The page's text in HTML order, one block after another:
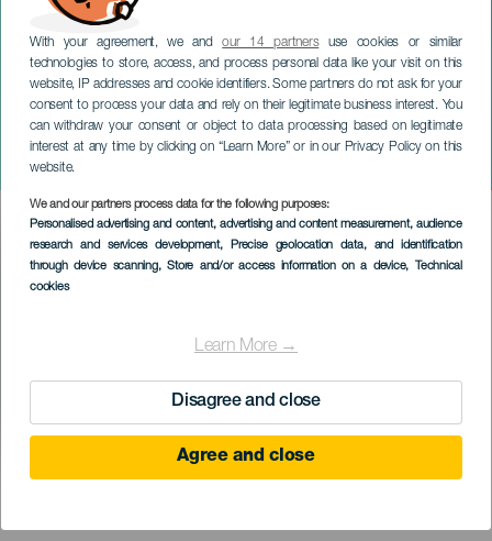
With your agreement, we andour 14 partnersuse cookies or similar
technologies to store, access, and process personal data like your visit on this
website, IP addresses and cookie identifiers. Some partners do not ask for your
consent to process your data and rely on their legitimate business interest. You
can withdraw your consent or object to data processing based on legitimate
interest at any time by clicking on “Learn More” or in our Privacy Policy on this
website.
We and our partners process data for the following purposes:
Personalised advertising and content, advertising and content measurement, audience
research and services development, Precise geolocation data, and identification
through device scanning, Store and/or access information on a device, Technical
cookies
Learn More →
Disagree and close
Agree and close
David Ballesteros és Luis
Alejandro García koncerten
GRAN CANARIA
Imagen
Listado